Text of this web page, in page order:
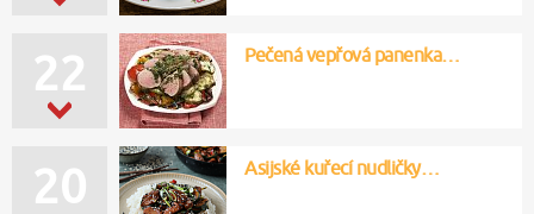
22 Pečená vepřová panenka…
20 Asijské kuřecí nudličky…